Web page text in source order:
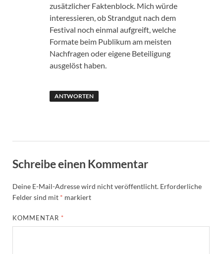
zusätzlicher Faktenblock. Mich würde
interessieren, ob Strandgut nach dem
Festival noch einmal aufgreift, welche
Formate beim Publikum am meisten
Nachfragen oder eigene Beteiligung
ausgelöst haben.
ANTWORTEN
Schreibe einen Kommentar
Deine E-Mail-Adresse wird nicht veröffentlicht. Erforderliche
Felder sind mit * markiert
KOMMENTAR *